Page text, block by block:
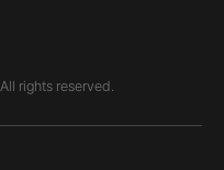
rights reserved.